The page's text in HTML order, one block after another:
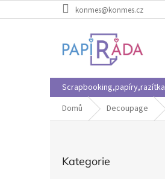
na
konmes@konmes.cz
Scrapbooking,papíry,razítka
Domů
Decoupage
kategorie
Kategorie